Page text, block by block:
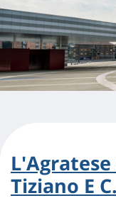
Tiziano E C.